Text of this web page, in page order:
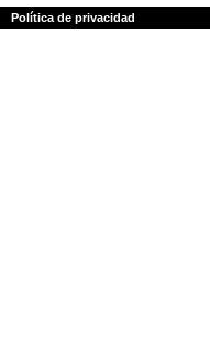
Polí­tica de privacidad